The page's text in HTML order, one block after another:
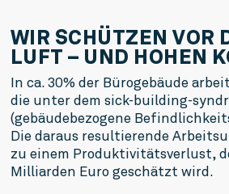
WIR SCHÜTZEN VOR
LUFT – UND HOHEN
In ca. 30% der Bürogebäude
die unter dem sick-building-
(gebäudebezogene
Die daraus resultierende
zu einem Produktivitätsverlust,
Milliarden Euro geschätzt wird.